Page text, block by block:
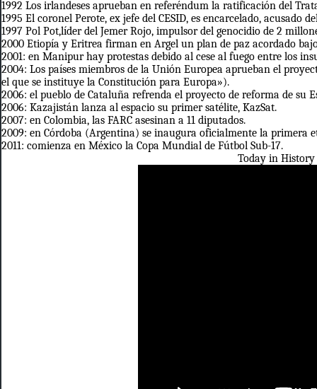
1992 Los irlandeses aprueban en referéndum la ratificación del
1995 El coronel Perote, ex jefe del CESID, es encarcelado, acusado
1997 Pol Pot,líder del Jemer Rojo, impulsor del genocidio de 2
2000 Etiopía y Eritrea firman en Argel un plan de paz acordado
2001: en Manipur hay protestas debido al cese al fuego entre los
2004: Los países miembros de la Unión Europea aprueban el
el que se instituye la Constitución para Europa»).
2006: el pueblo de Cataluña refrenda el proyecto de reforma de su
2006: Kazajistán lanza al espacio su primer satélite, KazSat.
2007: en Colombia, las FARC asesinan a 11 diputados.
2009: en Córdoba (Argentina) se inaugura oficialmente la primera
2011: comienza en México la Copa Mundial de Fútbol Sub-17.
Today in